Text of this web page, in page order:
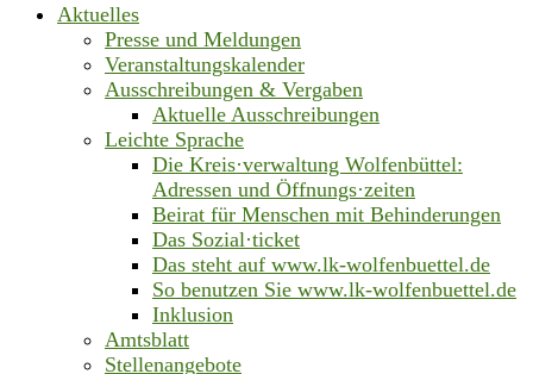
Aktuelles
Presse und Meldungen
Veranstaltungskalender
Ausschreibungen & Vergaben
Aktuelle Ausschreibungen
Leichte Sprache
Die Kreis·verwaltung Wolfenbüttel:
Adressen und Öffnungs·zeiten
Beirat für Menschen mit Behinderungen
Das Sozial·ticket
Das steht auf www.lk-wolfenbuettel.de
So benutzen Sie www.lk-wolfenbuettel.de
Inklusion
Amtsblatt
Stellenangebote